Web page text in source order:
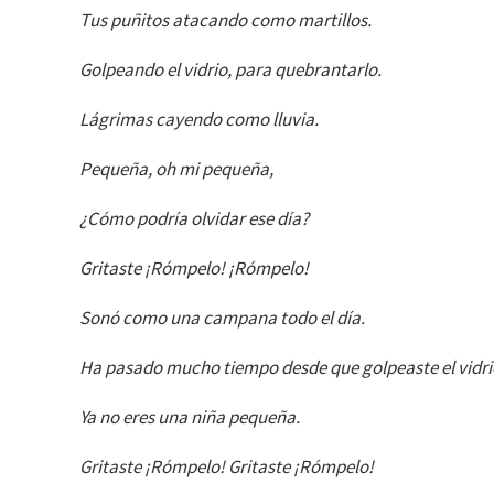
Tus puñitos atacando como martillos.
Golpeando el vidrio, para quebrantarlo.
Lágrimas cayendo como lluvia.
Pequeña, oh mi pequeña,
¿Cómo podría olvidar ese día?
Gritaste ¡Rómpelo! ¡Rómpelo!
Sonó como una campana todo el día.
Ha pasado mucho tiempo desde que golpeaste el
Ya no eres una niña pequeña.
Gritaste ¡Rómpelo! Gritaste ¡Rómpelo!